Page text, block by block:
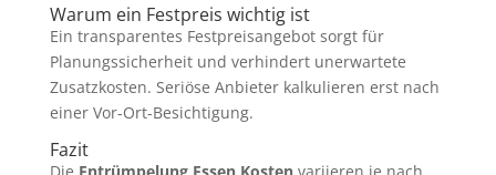
Warum ein Festpreis wichtig ist
Ein transparentes Festpreisangebot sorgt für
Planungssicherheit und verhindert unerwartete
Zusatzkosten. Seriöse Anbieter kalkulieren erst nach
einer Vor-Ort-Besichtigung.
Fazit